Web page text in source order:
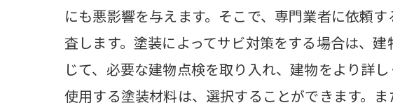
にも悪影響を与えます。そこで、専門業者に依頼
査します。塗装によってサビ対策をする場合は、
じて、必要な建物点検を取り入れ、建物をより詳
使用する塗装材料は、選択することができます。